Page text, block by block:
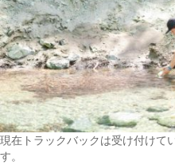
現在トラックバックは受け付けて
す。